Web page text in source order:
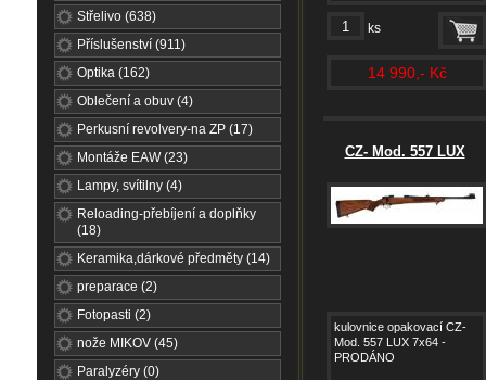
Střelivo (638)
Příslušenství (911)
Optika (162)
Oblečení a obuv (4)
Perkusní revolvery-na ZP (17)
Montáže EAW (23)
Lampy, svítilny (4)
Reloading-přebíjení a doplňky
(18)
Keramika,dárkové předměty (14)
preparace (2)
Fotopasti (2)
nože MIKOV (45)
Paralyzéry (0)
ks
14 990,- Kč
CZ- Mod. 557 LUX
kulovnice opakovací CZ-
Mod. 557 LUX 7x64 -
PRODÁNO